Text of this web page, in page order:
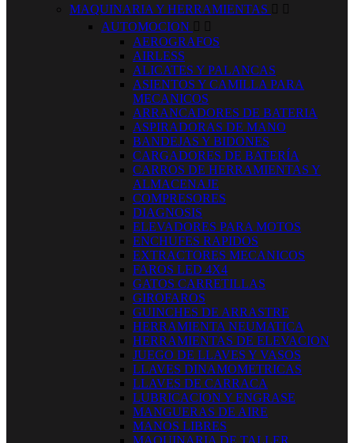
MAQUINARIA Y HERRAMIENTAS  
AUTOMOCION  
AEROGRAFOS
AIRLESS
ALICATES Y PALANCAS
ASIENTOS Y CAMILLA PARA
MECANICOS
ARRANCADORES DE BATERIA
ASPIRADORAS DE MANO
BANDEJAS Y BIDONES
CARGADORES DE BATERÍA
CARROS DE HERRAMIENTAS Y
ALMACENAJE
COMPRESORES
DIAGNOSIS
ELEVADORES PARA MOTOS
ENCHUFES RAPIDOS
EXTRACTORES MECANICOS
FAROS LED 4X4
GATOS CARRETILLAS
GIROFAROS
GUINCHES DE ARRASTRE
HERRAMIENTA NEUMATICA
HERRAMIENTAS DE ELEVACION
JUEGO DE LLAVES Y VASOS
LLAVES DINAMOMETRICAS
LLAVES DE CARRACA
LUBRICACION Y ENGRASE
MANGUERAS DE AIRE
MANOS LIBRES
MAQUINARIA DE TALLER